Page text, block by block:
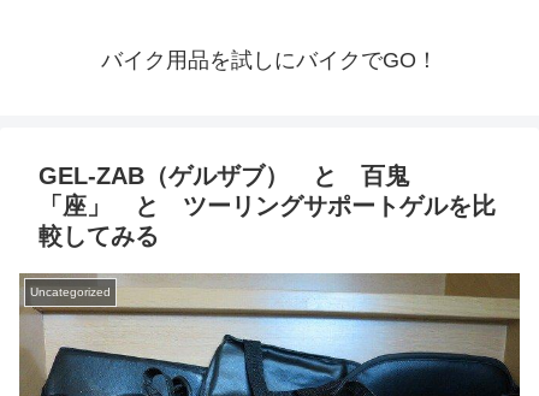
バイク用品を試しにバイクでGO！
GEL-ZAB（ゲルザブ） と 百鬼
「座」 と ツーリングサポートゲルを比
較してみる
Uncategorized